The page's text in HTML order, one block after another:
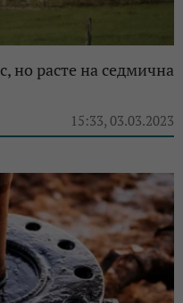
но расте на седмична
15:33, 03.03.2023